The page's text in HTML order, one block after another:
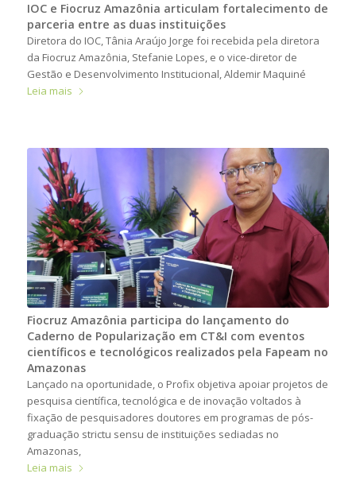
IOC e Fiocruz Amazônia articulam fortalecimento de
parceria entre as duas instituições
Diretora do IOC, Tânia Araújo Jorge foi recebida pela diretora
da Fiocruz Amazônia, Stefanie Lopes, e o vice-diretor de
Gestão e Desenvolvimento Institucional, Aldemir Maquiné
Leia mais
Fiocruz Amazônia participa do lançamento do
Caderno de Popularização em CT&I com eventos
científicos e tecnológicos realizados pela Fapeam no
Amazonas
Lançado na oportunidade, o Profix objetiva apoiar projetos de
pesquisa científica, tecnológica e de inovação voltados à
fixação de pesquisadores doutores em programas de pós-
graduação strictu sensu de instituições sediadas no
Amazonas,
Leia mais